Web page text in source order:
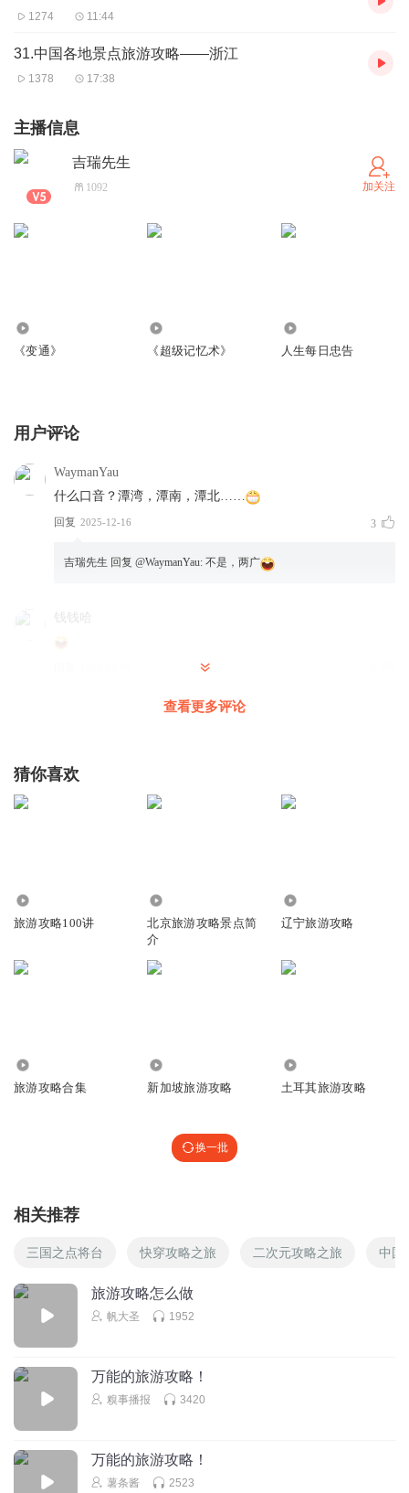
1274 11:44
31.中国各地景点旅游攻略——浙江
1378 17:38
主播信息
吉瑞先生
1092 加关注
《变通》 《超级记忆术》 人生每日忠告
用户评论
WaymanYau
什么口音？潭湾，潭南，潭北……
回复 2025-12-16 3
吉瑞先生 回复 @WaymanYau: 不是，两广
钱钱哈
查看更多评论
猜你喜欢
旅游攻略100讲
北京旅游攻略景点简
介
辽宁旅游攻略
旅游攻略合集 新加坡旅游攻略 土耳其旅游攻略
换一批
相关推荐
三国之点将台 快穿攻略之旅 二次元攻略之旅 中国
旅游攻略怎么做
帆大圣 1952
万能的旅游攻略！
糗事播报 3420
万能的旅游攻略！
薯条酱 2523